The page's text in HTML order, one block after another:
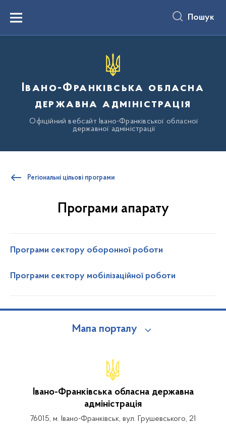
вмістуMenu Пошук
Івано-Франківська обласна
державна адміністрація
Офіційний вебсайт Івано-Франківської обласної
державної адміністрації
Регіональні цільові програми
Програми апарату
Програми сектору оборонної роботи
Програми сектору мобілізаційної роботи
Мапа порталу
Івано-Франківська обласна державна
адміністрація
76015, м. Івано-Франківськ, вул. Грушевського, 21